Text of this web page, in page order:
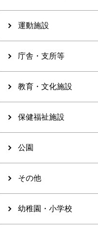
運動施設
庁舎・支所等
教育・文化施設
保健福祉施設
公園
その他
幼稚園・小学校